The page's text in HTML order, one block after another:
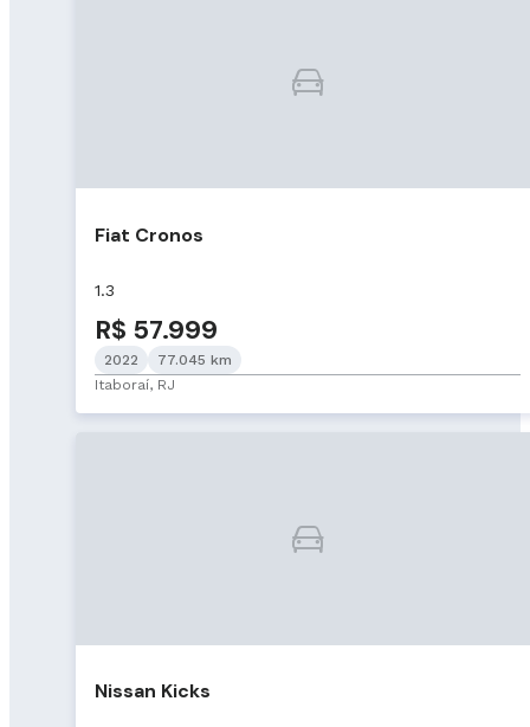
Fiat Cronos
1.3
R$ 57.999
2022
77.045 km
Itaboraí, RJ
Nissan Kicks